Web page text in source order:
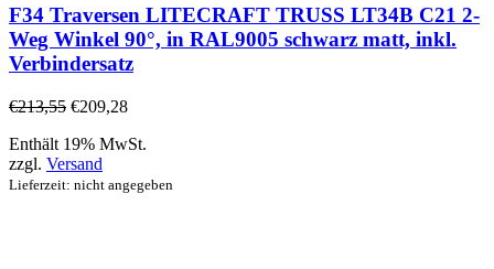
F34 Traversen LITECRAFT TRUSS LT34B C21 2-
Weg Winkel 90°, in RAL9005 schwarz matt, inkl.
Verbindersatz
€213,55 €209,28
Enthält 19% MwSt.
zzgl. Versand
Lieferzeit: nicht angegeben